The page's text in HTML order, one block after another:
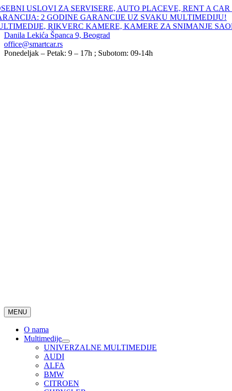
Skip
to
content
USLOVI ZA SERVISERE, AUTO PLACEVE, RENT A
2 GODINE GARANCIJE UZ SVAKU MULTIMEDIJU!
RIKVERC KAMERE, KAMERE ZA SNIMANJE
Danila Lekića Španca 9, Beograd
office@smartcar.rs
Ponedeljak – Petak: 9 – 17h ; Subotom: 09-14h
MENU
O nama
Multimedije
UNIVERZALNE MULTIMEDIJE
AUDI
ALFA
BMW
CITROEN